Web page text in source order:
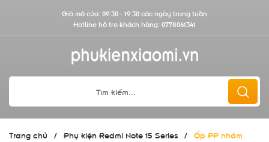
Giờ mở cửa: 09:30 - 19:30 các ngày trong tuần
Hotline hỗ trợ khách hàng: 0778061341
Trang chủ / Phụ kiện Redmi Note 15 Series / Ốp PP nhám